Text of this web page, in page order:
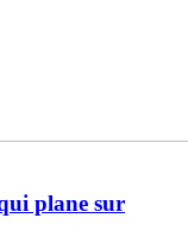
plane sur